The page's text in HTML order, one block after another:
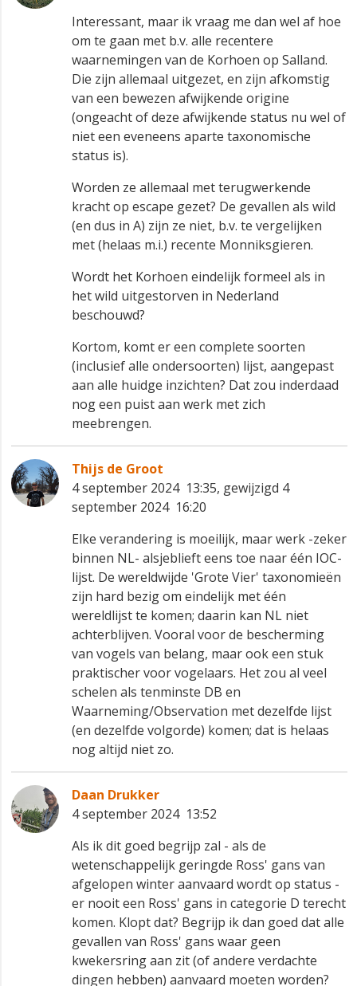
Interessant, maar ik vraag me dan wel af hoe
om te gaan met b.v. alle recentere
waarnemingen van de Korhoen op Salland.
Die zijn allemaal uitgezet, en zijn afkomstig
van een bewezen afwijkende origine
(ongeacht of deze afwijkende status nu wel of
niet een eveneens aparte taxonomische
status is).
Worden ze allemaal met terugwerkende
kracht op escape gezet? De gevallen als wild
(en dus in A) zijn ze niet, b.v. te vergelijken
met (helaas m.i.) recente Monniksgieren.
Wordt het Korhoen eindelijk formeel als in
het wild uitgestorven in Nederland
beschouwd?
Kortom, komt er een complete soorten
(inclusief alle ondersoorten) lijst, aangepast
aan alle huidge inzichten? Dat zou inderdaad
nog een puist aan werk met zich
meebrengen.
Thijs de Groot
4 september 2024 13:35, gewijzigd 4
september 2024 16:20
Elke verandering is moeilijk, maar werk -zeker
binnen NL- alsjeblieft eens toe naar één IOC-
lijst. De wereldwijde 'Grote Vier' taxonomieën
zijn hard bezig om eindelijk met één
wereldlijst te komen; daarin kan NL niet
achterblijven. Vooral voor de bescherming
van vogels van belang, maar ook een stuk
praktischer voor vogelaars. Het zou al veel
schelen als tenminste DB en
Waarneming/Observation met dezelfde lijst
(en dezelfde volgorde) komen; dat is helaas
nog altijd niet zo.
Daan Drukker
4 september 2024 13:52
Als ik dit goed begrijp zal - als de
wetenschappelijk geringde Ross' gans van
afgelopen winter aanvaard wordt op status -
er nooit een Ross' gans in categorie D terecht
komen. Klopt dat? Begrijp ik dan goed dat alle
gevallen van Ross' gans waar geen
kwekersring aan zit (of andere verdachte
dingen hebben) aanvaard moeten worden?